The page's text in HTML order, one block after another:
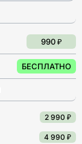
990 ₽
БЕСПЛАТНО
2 990 ₽
4 990 ₽